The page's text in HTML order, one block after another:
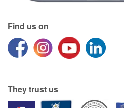
Find us on
They trust us